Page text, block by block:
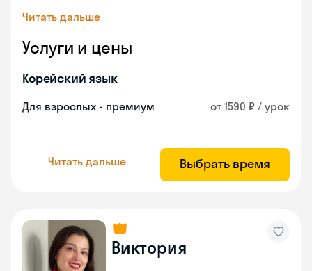
Читать дальше
Услуги и цены
Корейский язык
Для взрослых - премиум от 1590 ₽ / урок
Читать дальше Выбрать время
Виктория